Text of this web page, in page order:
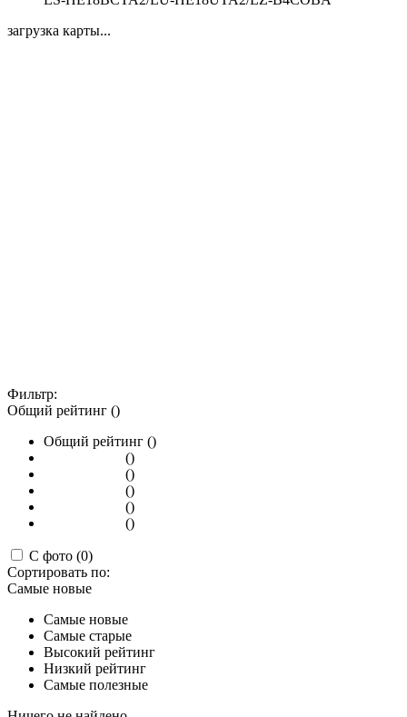
загрузка карты...
Фильтр:
Общий рейтинг ()
Общий рейтинг ()
()
()
()
()
()
С фото (0)
Сортировать по:
Самые новые
Самые новые
Самые старые
Высокий рейтинг
Низкий рейтинг
Самые полезные